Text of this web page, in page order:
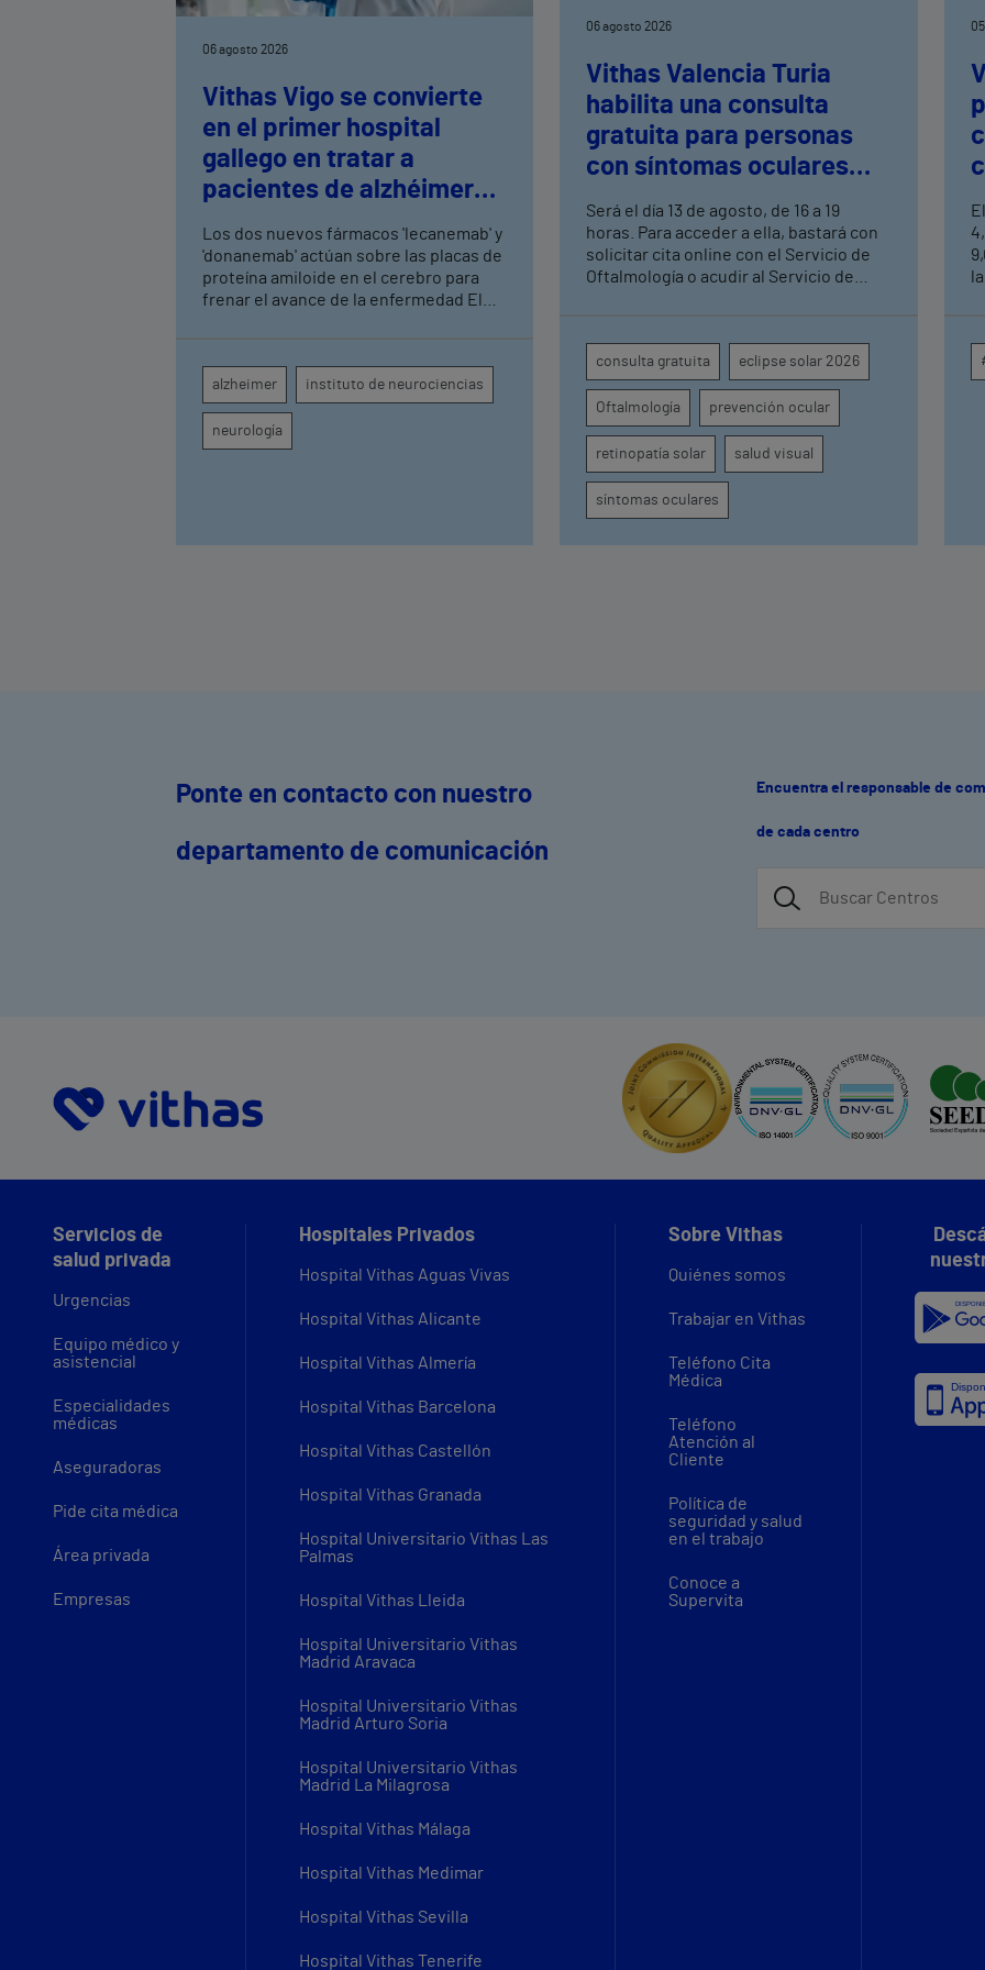
06 agosto 2026
Vithas Vigo se convierte
en el primer hospital
gallego en tratar a
pacientes de alzhéimer
en fase leve con terapias
antiamiloide
Los dos nuevos fármacos 'lecanemab' y
'donanemab' actúan sobre las placas de
proteína amiloide en el cerebro para
frenar el avance de la enfermedad El
para el exhaustivo seguimiento clínico
de cada paciente
alzheimer instituto de neurociencias
neurología
06 agosto 2026
Vithas Valencia Turia
habilita una consulta
gratuita para personas
con síntomas oculares
tras el eclipse solar
Será el día 13 de agosto, de 16 a 19
horas. Para acceder a ella, bastará con
solicitar cita online con el Servicio de
Oftalmología o acudir al Servicio de
consulta gratuita eclipse solar 2026
Oftalmología prevención ocular
retinopatía solar salud visual
síntomas oculares
Ponte en contacto con nuestro
departamento de comunicación
Encuentra el responsable de
de cada centro
Servicios de
salud privada
Urgencias
Equipo médico y
asistencial
Especialidades
médicas
Aseguradoras
Pide cita médica
Área privada
Empresas
Hospitales Privados
Hospital Vithas Aguas Vivas
Hospital Vithas Alicante
Hospital Vithas Almería
Hospital Vithas Barcelona
Hospital Vithas Castellón
Hospital Vithas Granada
Hospital Universitario Vithas Las
Palmas
Hospital Vithas Lleida
Hospital Universitario Vithas
Madrid Aravaca
Hospital Universitario Vithas
Madrid Arturo Soria
Hospital Universitario Vithas
Madrid La Milagrosa
Hospital Vithas Málaga
Hospital Vithas Medimar
Hospital Vithas Sevilla
Hospital Vithas Tenerife
Sobre Vithas
Quiénes somos
Trabajar en Vithas
Teléfono Cita
Médica
Teléfono
Atención al
Cliente
Política de
seguridad y salud
en el trabajo
Conoce a
Supervita